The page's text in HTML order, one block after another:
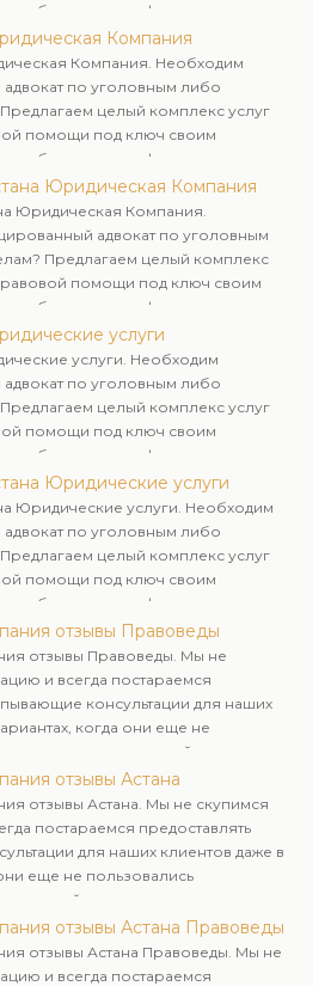
обслуживание физических и
подход к каждому
Компания
Компания. Необходим
по уголовным либо
целый комплекс услуг
помощи под ключ своим
обслуживание физических и
подход к каждому
Юридическая Компания
Юридическая Компания.
адвокат по уголовным
Предлагаем целый комплекс
помощи под ключ своим
обслуживание физических и
подход к каждому
услуги
услуги. Необходим
по уголовным либо
целый комплекс услуг
помощи под ключ своим
обслуживание физических и
подход к каждому
Юридические услуги
Юридические услуги. Необходим
по уголовным либо
целый комплекс услуг
помощи под ключ своим
обслуживание физических и
подход к каждому
отзывы Правоведы
отзывы Правоведы. Мы не
и всегда постараемся
консультации для наших
когда они еще не
услугами нашей компании.
отзывы Астана
отзывы Астана. Мы не скупимся
постараемся предоставлять
для наших клиентов даже в
еще не пользовались
нашей компании.
отзывы Астана Правоведы
отзывы Астана Правоведы. Мы не
и всегда постараемся